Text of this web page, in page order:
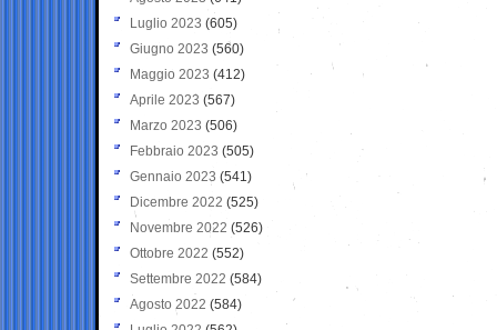
Luglio 2023 (605)
Giugno 2023 (560)
Maggio 2023 (412)
Aprile 2023 (567)
Marzo 2023 (506)
Febbraio 2023 (505)
Gennaio 2023 (541)
Dicembre 2022 (525)
Novembre 2022 (526)
Ottobre 2022 (552)
Settembre 2022 (584)
Agosto 2022 (584)